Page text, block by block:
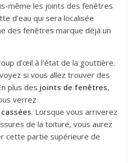
même les joints des fenêtres
d’eau qui sera localisée
des fenêtres marque déjà un
d’œil à l’état de la gouttière.
si vous allez trouver des
plus des joints de fenêtres,
verrez
. Lorsque vous arriverez
de la toiture, vous aurez
cette partie supérieure de